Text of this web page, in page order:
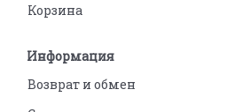
Корзина
Информация
Возврат и обмен